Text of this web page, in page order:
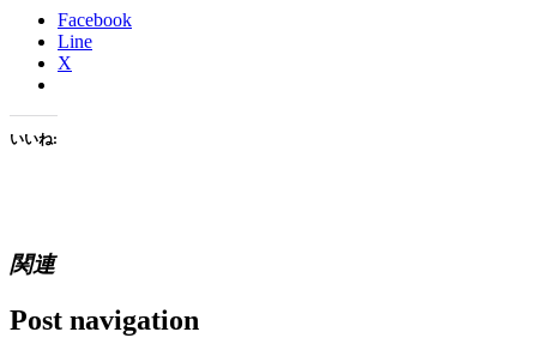
Facebook
Line
X
いいね:
関連
Post navigation